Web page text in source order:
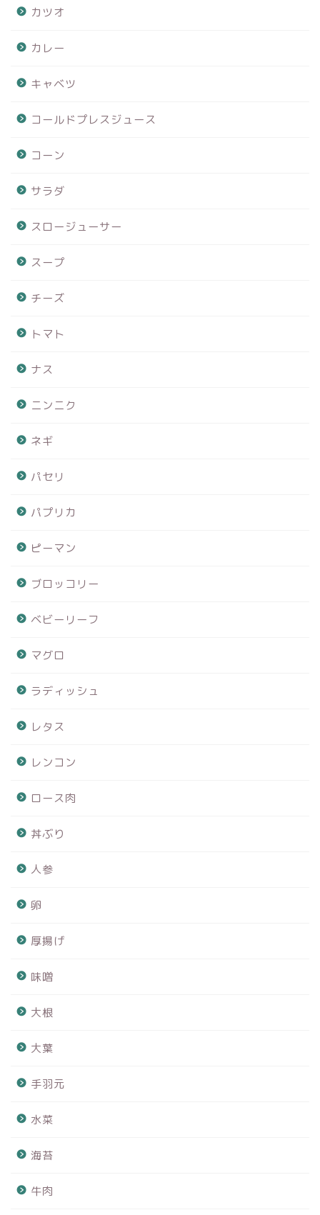
カツオ
カレー
キャベツ
コールドプレスジュース
コーン
サラダ
スロージューサー
スープ
チーズ
トマト
ナス
ニンニク
ネギ
パセリ
パプリカ
ピーマン
ブロッコリー
ベビーリーフ
マグロ
ラディッシュ
レタス
レンコン
ロース肉
丼ぶり
人参
卵
厚揚げ
味噌
大根
大葉
手羽元
水菜
海苔
牛肉